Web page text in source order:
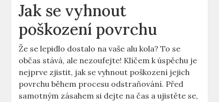
Jak se vyhnout
poškození povrchu
Že se lepidlo dostalo⁤ na vaše alu kola? To se
občas stává, ale nezoufejte! Klíčem k ⁤úspěchu je
nejprve zjistit, jak se vyhnout poškození jejich​
povrchu během procesu odstraňování. Před
samotným zásahem si dejte na ⁤čas a ujistěte se,